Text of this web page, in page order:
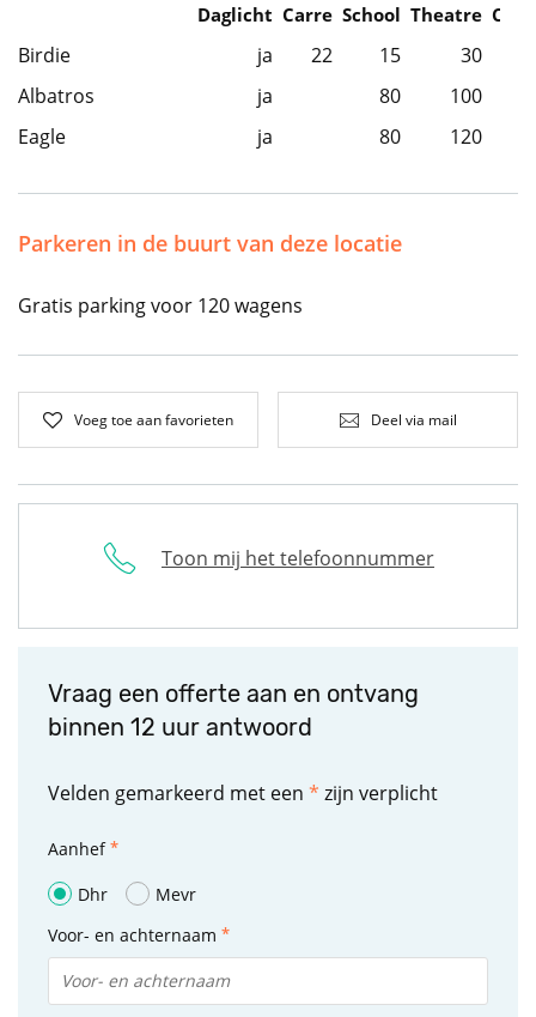
Daglicht Carre School Theatre
Birdie ja 22 15
30
Albatros
ja 80
100
Eagle
ja 80 120
Parkeren in de buurt van deze locatie
Gratis parking voor 120 wagens
Voeg toe aan favorieten Deel via mail
Toon mij het telefoonnummer
Vraag een offerte aan en ontvang
binnen 12 uur antwoord
Velden gemarkeerd met een * zijn verplicht
Aanhef
Dhr
Mevr
Voor- en achternaam